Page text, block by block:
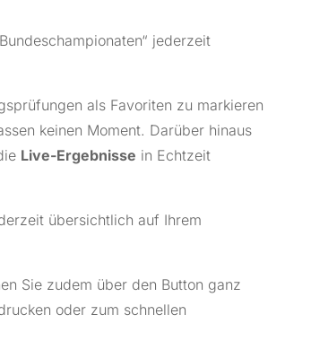
jederzeit
als Favoriten zu markieren
keinen Moment. Darüber hinaus
Live-Ergebnisse in Echtzeit
übersichtlich auf Ihrem
Sie zudem über den Button ganz
oder zum schnellen